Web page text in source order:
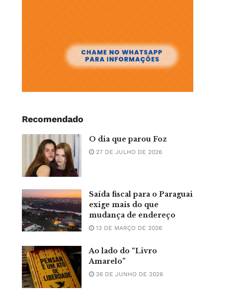
Recomendado
O dia que parou Foz
27 DE JULHO DE 2026
Saída fiscal para o Paraguai
exige mais do que
mudança de endereço
13 DE MARÇO DE 2026
Ao lado do “Livro
Amarelo”
26 DE JUNHO DE 2026